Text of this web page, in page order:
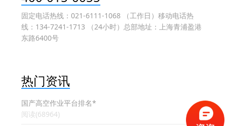
固定电话热线：021-6111-1068 （工作日）移动电话热
线：134-7241-1713 （24小时）总部地址：上海青浦盈港
东路6400号
热门资讯
国产高空作业平台排名*
阅读(68964)